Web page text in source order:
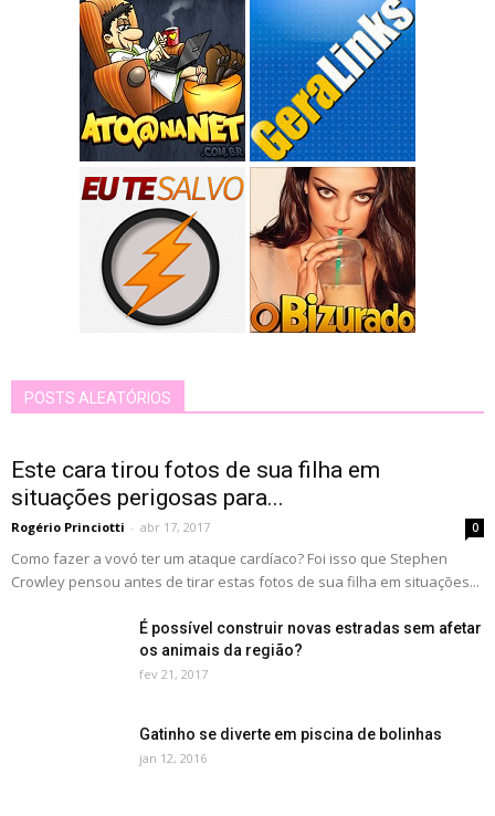
POSTS ALEATÓRIOS
Este cara tirou fotos de sua filha em
situações perigosas para...
Rogério Princiotti - abr 17, 2017 0
Como fazer a vovó ter um ataque cardíaco? Foi isso que Stephen
Crowley pensou antes de tirar estas fotos de sua filha em situações...
É possível construir novas estradas sem afetar
os animais da região?
fev 21, 2017
Gatinho se diverte em piscina de bolinhas
jan 12, 2016